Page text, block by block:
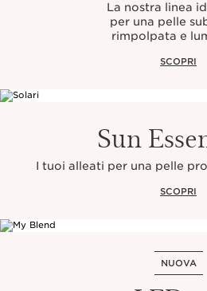
La nostra linea
per una pelle
rimpolpata e
SCOPRI
Sun
I tuoi alleati per una pelle
SCOPRI
NUOVA